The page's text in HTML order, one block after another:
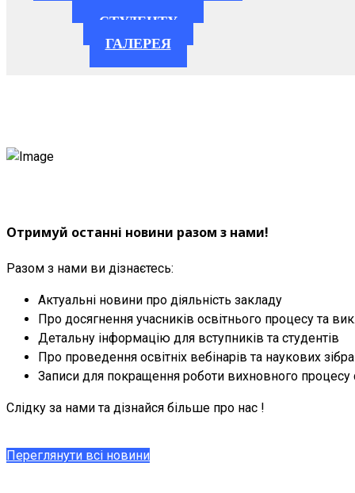
СТУДЕНТУ
ГАЛЕРЕЯ
Отримуй останні новини разом з нами!
Разом з нами ви дізнаєтесь:
Актуальні новини про діяльність закладу
Про досягнення учасників освітнього процесу та
Детальну інформацію для вступників та студентів
Про проведення освітніх вебінарів та наукових
Записи для покращення роботи вихновного процесу
Слідку за нами та дізнайся більше про нас !
Переглянути всі новини